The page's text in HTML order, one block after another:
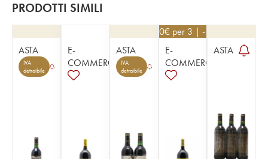
PRODOTTI SIMILI
ASTA
IVA
detraibile
E-
COMMERCE
ASTA
IVA
detraibile
76,50€ per 3 | - 10%
E-
COMMERCE
ASTA